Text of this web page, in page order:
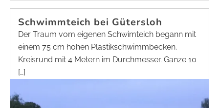
Schwimmteich bei Gütersloh
Der Traum vom eigenen Schwimteich begann mit
einem 75 cm hohen Plastikschwimmbecken.
Kreisrund mit 4 Metern im Durchmesser. Ganze 10
[…]